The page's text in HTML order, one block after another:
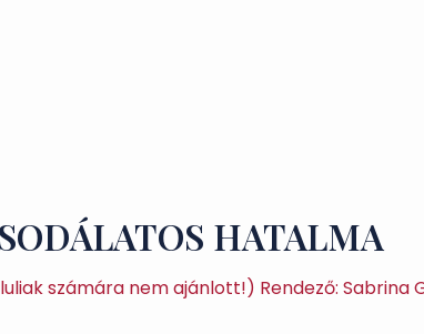
HATALMA
számára nem ajánlott!) Rendező: Sabrina